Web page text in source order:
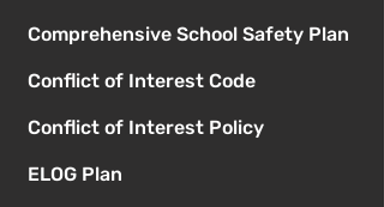
Comprehensive School Safety Plan
Conflict of Interest Code
Conflict of Interest Policy
ELOG Plan